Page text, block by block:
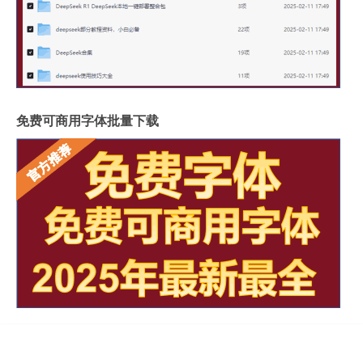
免费可商用字体批量下载